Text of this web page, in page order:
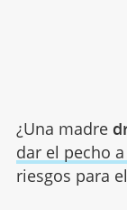
¿Una madre
dar el pecho
riesgos para